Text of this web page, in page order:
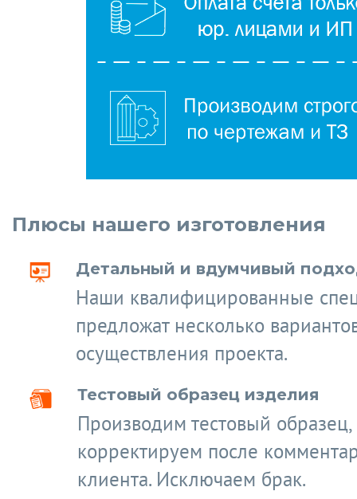
Плюсы нашего изготовления
Детальный и вдумчивый
Наши квалифицированные
предложат несколько
осуществления проекта.
Тестовый образец изделия
Производим тестовый образец,
корректируем после
клиента. Исключаем брак.